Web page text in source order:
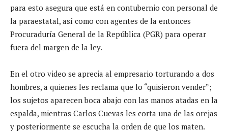
para esto asegura que está en contubernio con personal de
la paraestatal, así como con agentes de la entonces
Procuraduría General de la República (PGR) para operar
fuera del margen de la ley.
En el otro video se aprecia al empresario torturando a dos
hombres, a quienes les reclama que lo “quisieron vender”;
los sujetos aparecen boca abajo con las manos atadas en la
espalda, mientras Carlos Cuevas les corta una de las orejas
y posteriormente se escucha la orden de que los maten.